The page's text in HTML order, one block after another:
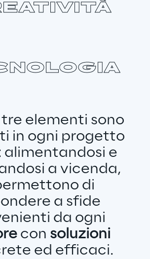
elementi sono
in ogni progetto
alimentandosi e
a vicenda,
di
a sfide
da ogni
con soluzioni
ed efficaci.